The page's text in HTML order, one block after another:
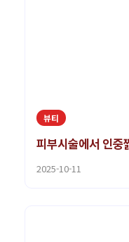
뷰티
피부시술에서 인중
2025-10-11